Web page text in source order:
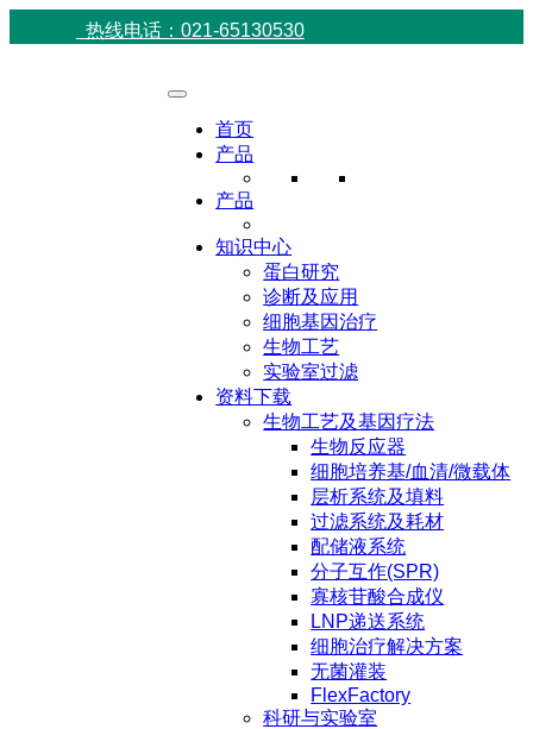
热线电话：021-65130530
首页
产品
产品
知识中心
蛋白研究
诊断及应用
细胞基因治疗
生物工艺
实验室过滤
资料下载
生物工艺及基因疗法
生物反应器
细胞培养基/血清/微载体
层析系统及填料
过滤系统及耗材
配储液系统
分子互作(SPR)
寡核苷酸合成仪
LNP递送系统
细胞治疗解决方案
无菌灌装
FlexFactory
科研与实验室